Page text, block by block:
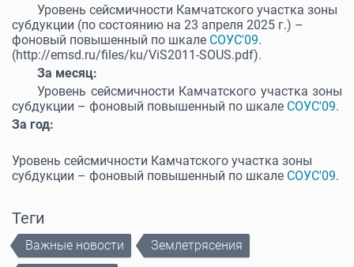
Уровень сейсмичности Камчатского участка зоны
субдукции (по состоянию на 23 апреля 2025 г.) –
фоновый повышенный по шкале СОУС'09.
(http://emsd.ru/files/ku/ViS2011-SOUS.pdf).
За месяц:
Уровень сейсмичности Камчатского участка зоны
субдукции – фоновый повышенный по шкале СОУС'09.
За год:
Уровень сейсмичности Камчатского участка зоны
субдукции – фоновый повышенный по шкале СОУС'09.
Теги
Важные новости
Землетрясения